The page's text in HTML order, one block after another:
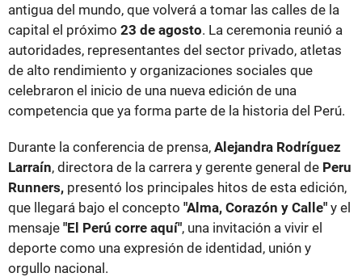
antigua del mundo, que volverá a tomar las calles de la
capital el próximo 23 de agosto. La ceremonia reunió a
autoridades, representantes del sector privado, atletas
de alto rendimiento y organizaciones sociales que
celebraron el inicio de una nueva edición de una
competencia que ya forma parte de la historia del Perú.
Durante la conferencia de prensa, Alejandra Rodríguez
Larraín, directora de la carrera y gerente general de Peru
Runners, presentó los principales hitos de esta edición,
que llegará bajo el concepto "Alma, Corazón y Calle" y el
mensaje "El Perú corre aquí", una invitación a vivir el
deporte como una expresión de identidad, unión y
orgullo nacional.